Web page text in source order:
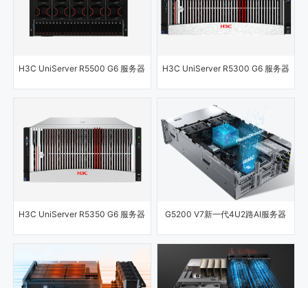
H3C UniServer R5500 G6 服务器 H3C UniServer R5300 G6 服务器
H3C UniServer R5350 G6 服务器 G5200 V7新一代4U2路AI服务器